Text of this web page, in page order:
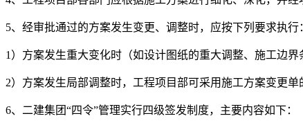
5、经审批通过的方案发生变更、调整时，应按下列要求执行
1）方案发生重大变化时（如设计图纸的重大调整、施工边
2）方案发生局部调整时，工程项目部可采用施工方案变更
6、二建集团“四令”管理实行四级签发制度，主要内容如下：